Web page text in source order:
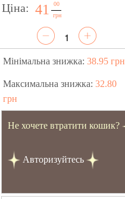
Ціна: 41
00
грн
Мінімальна знижка: 38.95 грн
Максимальна знижка: 32.80
грн
Не хочете втратити кошик?
Авторизуйтесь